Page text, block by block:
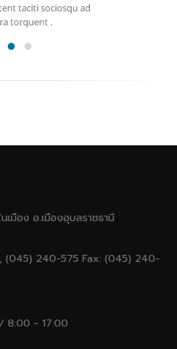
เมือง อ.เมืองอุบลราชธานี
(045) 240-575 Fax: (045) 240-
8:00 - 17:00